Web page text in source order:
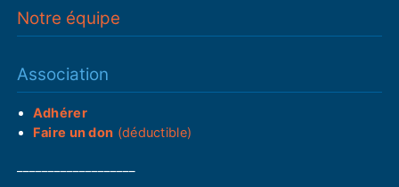
Notre équipe
Association
Adhérer
Faire un don (déductible)